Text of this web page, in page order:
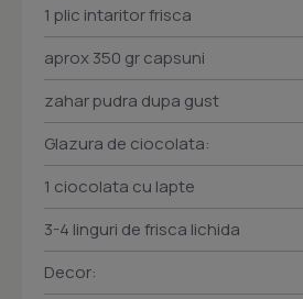
1 plic intaritor frisca
aprox 350 gr capsuni
zahar pudra dupa gust
Glazura de ciocolata:
1 ciocolata cu lapte
3-4 linguri de frisca lichida
Decor: